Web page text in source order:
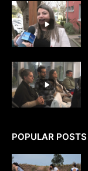
POPULAR POSTS